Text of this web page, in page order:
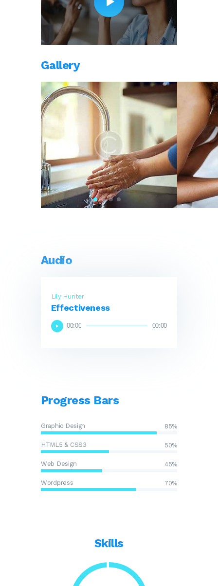
Gallery
Audio
Lily Hunter
Effectiveness
Audio
Player00:00 00:00
Progress Bars
Graphic Design 85%
HTML5 & CSS3 50%
Web Design 45%
Wordpress 70%
Skills